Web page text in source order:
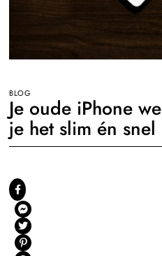
BLOG
Je oude iPhone
je het slim én snel